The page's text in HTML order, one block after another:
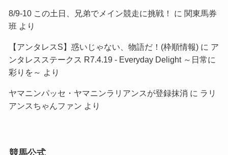
8/9-10 この土日、兄弟でメイン競走に挑戦！ に 関東馬券
班 より
【アンタレスS】惑いじゃない、物語だ！(枠順情報)に ア
ンタレスステークス R7.4.19 - Everyday Delight ～日常に
彩りを～ より
ヤマニンパッセ・ヤマニンラリアンスが登録抹消 に ラリ
アンスちゃんファン より
競馬公式